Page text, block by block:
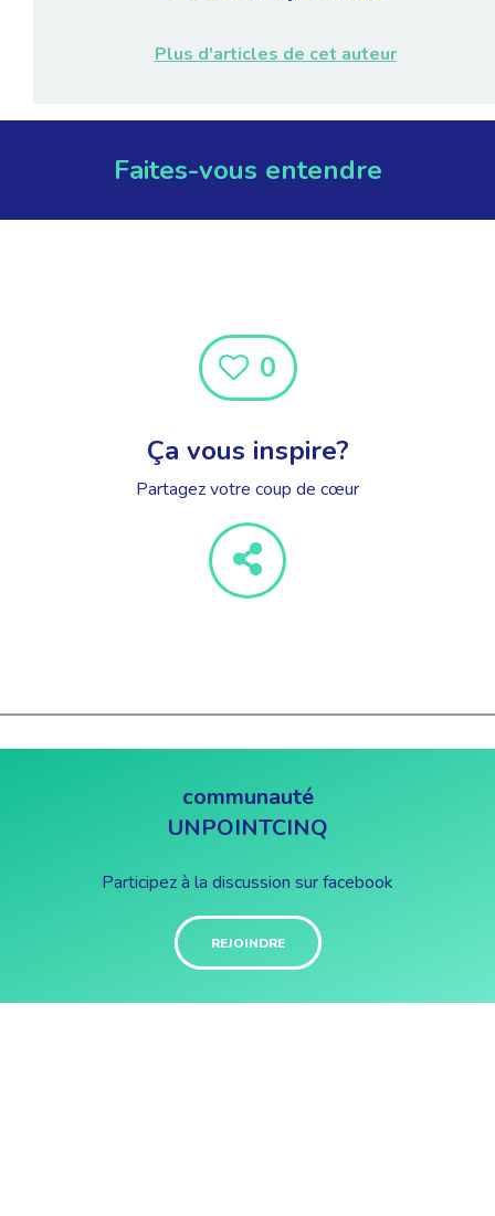
Plus d'articles de cet auteur
Faites-vous entendre
0
Ça vous inspire?
Partagez votre coup de cœur
communauté
UNPOINTCINQ
Participez à la discussion sur facebook
REJOINDRE